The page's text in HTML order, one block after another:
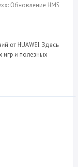
Обновление HMS
от HUAWEI. Здесь
игр и полезных